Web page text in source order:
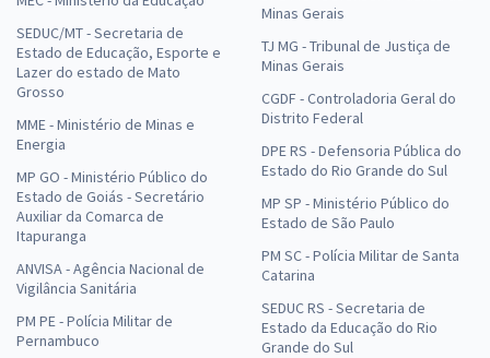
SEDUC/MT - Secretaria de
Estado de Educação, Esporte e
Lazer do estado de Mato
Grosso
MME - Ministério de Minas e
Energia
MP GO - Ministério Público do
Estado de Goiás - Secretário
Auxiliar da Comarca de
Itapuranga
ANVISA - Agência Nacional de
Vigilância Sanitária
PM PE - Polícia Militar de
Pernambuco
Minas Gerais
TJ MG - Tribunal de Justiça de
Minas Gerais
CGDF - Controladoria Geral do
Distrito Federal
DPE RS - Defensoria Pública do
Estado do Rio Grande do Sul
MP SP - Ministério Público do
Estado de São Paulo
PM SC - Polícia Militar de Santa
Catarina
SEDUC RS - Secretaria de
Estado da Educação do Rio
Grande do Sul